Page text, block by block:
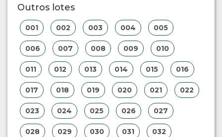
Outros lotes
001 002 003 004 005
006 007 008 009 010
011 012 013 014 015 016
017 018 019 020 021 022
023 024 025 026 027
028 029 030 031 032